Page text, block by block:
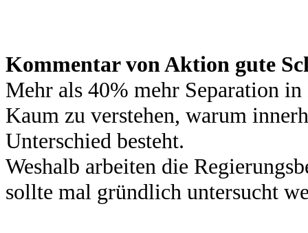
Kommentar von Aktion gute
Mehr als 40% mehr Separation
Kaum zu verstehen, warum
Unterschied besteht.
Weshalb arbeiten die
sollte mal gründlich untersucht